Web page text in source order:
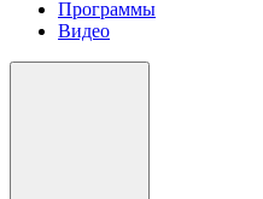
Программы
Видео